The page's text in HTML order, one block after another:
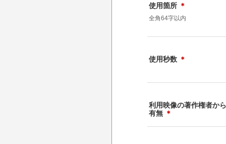
使用箇所 ＊
全角64字以内
使用秒数 ＊
利用映像の著作権者か
有無 ＊